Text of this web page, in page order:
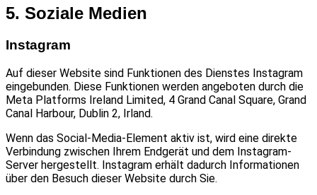
5. Soziale Medien
Instagram
Auf dieser Website sind Funktionen des Dienstes Instagram
eingebunden. Diese Funktionen werden angeboten durch die
Meta Platforms Ireland Limited, 4 Grand Canal Square, Grand
Canal Harbour, Dublin 2, Irland.
Wenn das Social-Media-Element aktiv ist, wird eine direkte
Verbindung zwischen Ihrem Endgerät und dem Instagram-
Server hergestellt. Instagram erhält dadurch Informationen
über den Besuch dieser Website durch Sie.